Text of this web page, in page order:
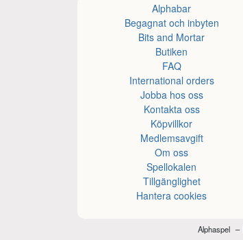
Alphabar
Begagnat och inbyten
Bits and Mortar
Butiken
FAQ
International orders
Jobba hos oss
Kontakta oss
Köpvillkor
Medlemsavgift
Om oss
Spellokalen
Tillgänglighet
Hantera cookies
Alphaspel